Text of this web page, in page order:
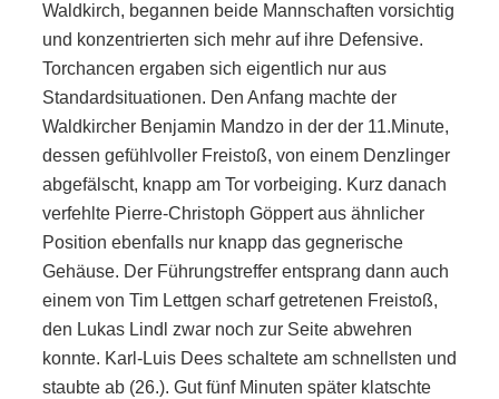
Waldkirch, begannen beide Mannschaften vorsichtig
und konzentrierten sich mehr auf ihre Defensive.
Torchancen ergaben sich eigentlich nur aus
Standardsituationen. Den Anfang machte der
Waldkircher Benjamin Mandzo in der der 11.Minute,
dessen gefühlvoller Freistoß, von einem Denzlinger
abgefälscht, knapp am Tor vorbeiging. Kurz danach
verfehlte Pierre-Christoph Göppert aus ähnlicher
Position ebenfalls nur knapp das gegnerische
Gehäuse. Der Führungstreffer entsprang dann auch
einem von Tim Lettgen scharf getretenen Freistoß,
den Lukas Lindl zwar noch zur Seite abwehren
konnte. Karl-Luis Dees schaltete am schnellsten und
staubte ab (26.). Gut fünf Minuten später klatschte